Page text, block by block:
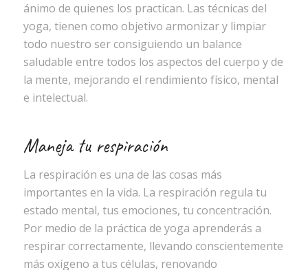
ánimo de quienes los practican. Las técnicas del
yoga, tienen como objetivo armonizar y limpiar
todo nuestro ser consiguiendo un balance
saludable entre todos los aspectos del cuerpo y de
la mente, mejorando el rendimiento físico, mental
e intelectual.
Maneja tu respiración
La respiración es una de las cosas más
importantes en la vida. La respiración regula tu
estado mental, tus emociones, tu concentración.
Por medio de la práctica de yoga aprenderás a
respirar correctamente, llevando conscientemente
más oxígeno a tus células, renovando